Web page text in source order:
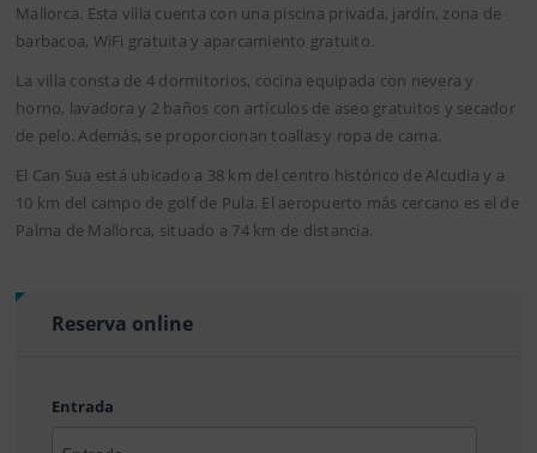
Mallorca. Esta villa cuenta con una piscina privada, jardín, zona de
barbacoa, WiFi gratuita y aparcamiento gratuito.
La villa consta de 4 dormitorios, cocina equipada con nevera y
horno, lavadora y 2 baños con artículos de aseo gratuitos y secador
de pelo. Además, se proporcionan toallas y ropa de cama.
El Can Sua está ubicado a 38 km del centro histórico de Alcudia y a
10 km del campo de golf de Pula. El aeropuerto más cercano es el de
Palma de Mallorca, situado a 74 km de distancia.
Reserva online
Entrada